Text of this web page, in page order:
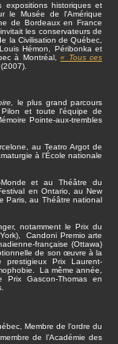
expositions historiques et
le Musée de l'Amérique
de Bordeaux en France
les conservateurs de
la Civilisation de Québec,
Hémon, Péribonka et
à Montréal,« Tous ces
(2007).
le plus grand parcours
Pilon et toute l'équipe de
Pointe-aux-trembles
au Teatro Argot de
à l’École nationale
et au Théâtre du
en Ontario, au New
Paris, au Théâtre national
notamment le Prix du
Candoni Premio arte
française (Ottawa)
de son œuvre à la
Prix Laurent-
La même année,
Gascon-Thomas en
Membre de l’ordre du
de l’Académie des